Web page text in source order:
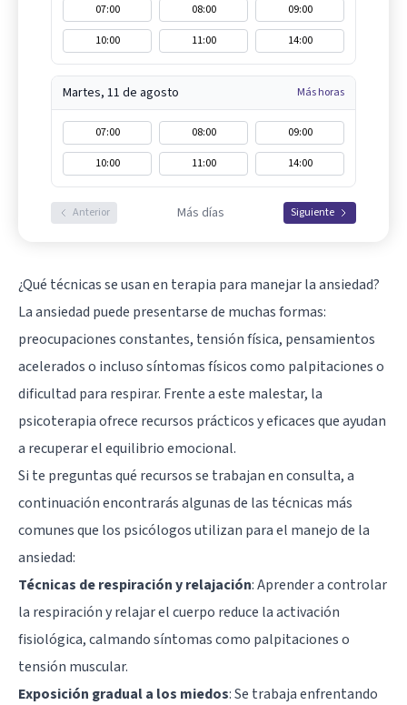
07:00 08:00
09:00
10:00
11:00 14:00
Martes, 11 de agosto Más horas
07:00 08:00
09:00
10:00
11:00 14:00
Anterior Más días Siguiente
¿Qué técnicas se usan en terapia para manejar la ansiedad?
La ansiedad puede presentarse de muchas formas:
preocupaciones constantes, tensión física, pensamientos
acelerados o incluso síntomas físicos como palpitaciones o
dificultad para respirar. Frente a este malestar, la
psicoterapia ofrece recursos prácticos y eficaces que ayudan
a recuperar el equilibrio emocional.
Si te preguntas qué recursos se trabajan en consulta, a
continuación encontrarás algunas de las técnicas más
comunes que los psicólogos utilizan para el manejo de la
ansiedad:
Técnicas de respiración y relajación: Aprender a controlar
la respiración y relajar el cuerpo reduce la activación
fisiológica, calmando síntomas como palpitaciones o
tensión muscular.
Exposición gradual a los miedos: Se trabaja enfrentando